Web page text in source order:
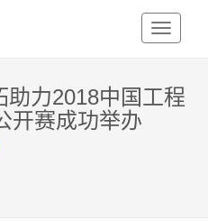
Toggle
力2018中国工程
开赛成功举办